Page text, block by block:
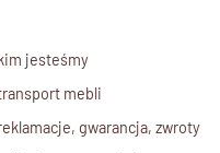
– idealne do
jesteśmy
mebli
gwarancja, zwroty